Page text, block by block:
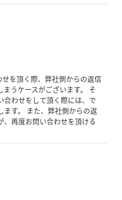
を頂く際、弊社側からの返信
うケースがございます。 そ
合わせをして頂く際には、で
ます。 また、弊社側からの返
、再度お問い合わせを頂ける